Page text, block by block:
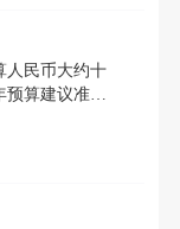
。
的推荐与详
留学之路有所
自己的留学梦
人民币大约十
算建议准备